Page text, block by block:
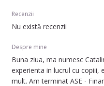
Recenzii
Nu există recenzii
Despre mine
Buna ziua, ma numesc
experienta in lucrul cu copiii,
mult. Am terminat ASE -